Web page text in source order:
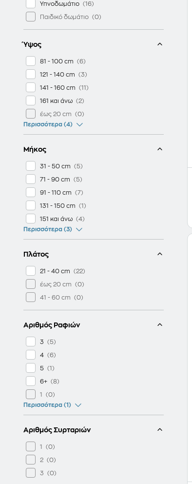
Υπνοδωμάτιο
Παιδικό δωμάτιο
Ύψος
81 - 100 cm
121 - 140 cm
141 - 160 cm
161 και άνω
έως 20 cm
Περισσότερα (4)
Μήκος
31 - 50 cm
71 - 90 cm
91 - 110 cm
131 - 150 cm
151 και άνω
Περισσότερα (3)
Πλάτος
21 - 40 cm
έως 20 cm
41 - 60 cm
Αριθμός Ραφιών
3
4
5
6+
1
Περισσότερα (1)
Αριθμός Συρταριών
1
2
3